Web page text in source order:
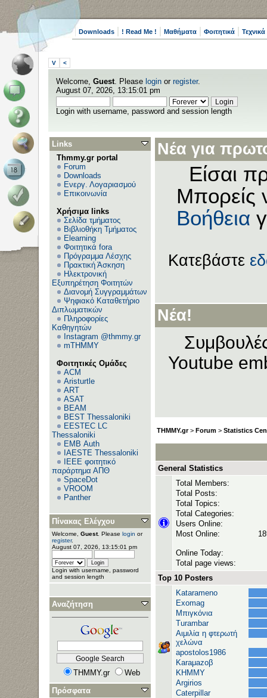
Downloads ! Read Me ! Μαθήματα Φοιτητικά
V <
Welcome, Guest. Please login or register.
August 07, 2026, 13:15:01 pm
Login with username, password and session length
Links
Thmmy.gr portal
Forum
Downloads
Ενεργ. Λογαριασμού
Επικοινωνία
Χρήσιμα links
Σελίδα τμήματος
Βιβλιοθήκη Τμήματος
Elearning
Φοιτητικά fora
Πρόγραμμα Λέσχης
Πρακτική Άσκηση
Ηλεκτρονική
Εξυπηρέτηση Φοιτητών
Διανομή Συγγραμμάτων
Ψηφιακό Καταθετήριο
Διπλωματικών
Πληροφορίες
Καθηγητών
Instagram @thmmy.gr
mTHMMY
Φοιτητικές Ομάδες
ACM
Aristurtle
ART
ASAT
BEAM
BEST Thessaloniki
EESTEC LC
Thessaloniki
EΜΒ Auth
IAESTE Thessaloniki
IEEE φοιτητικό
παράρτημα ΑΠΘ
SpaceDot
VROOM
Panther
Πίνακας Ελέγχου
Welcome, Guest. Please login or
register.
August 07, 2026, 13:15:01 pm
Login with username, password
and session length
Αναζήτηση
THMMY.gr
Web
Πρόσφατα
Νέα για
Είσαι
Μπορείς
Βοήθεια
Κατεβάστε
Νέα!
Youtube
THMMY.gr> Forum > Statistics
General Statistics
Total Members:
Total Posts:
Total Topics:
Total Categories:
Users Online:
Most Online:
Online Today:
Total page views:
Top 10 Posters
Katarameno
Exomag
Μπιγκόνια
Turambar
Αιμιλία η φτερωτή
χελώνα
apostolos1986
Karaμazoβ
ΚΗΜΜΥ
Argirios
Caterpillar